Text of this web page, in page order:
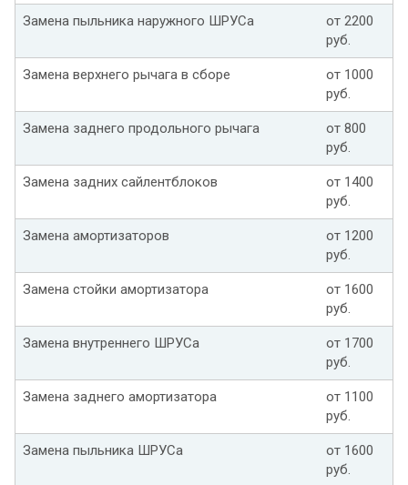
Замена пыльника наружного ШРУСа
от 2200
руб.
Замена верхнего рычага в сборе
от 1000
руб.
Замена заднего продольного рычага
от 800
руб.
Замена задних сайлентблоков
от 1400
руб.
Замена амортизаторов
от 1200
руб.
Замена стойки амортизатора
от 1600
руб.
Замена внутреннего ШРУСа
от 1700
руб.
Замена заднего амортизатора
от 1100
руб.
Замена пыльника ШРУСа
от 1600
руб.